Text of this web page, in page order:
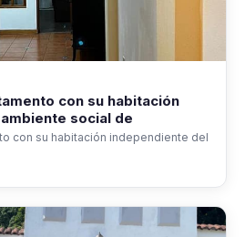
con su habitación
social de
con su habitación independiente del